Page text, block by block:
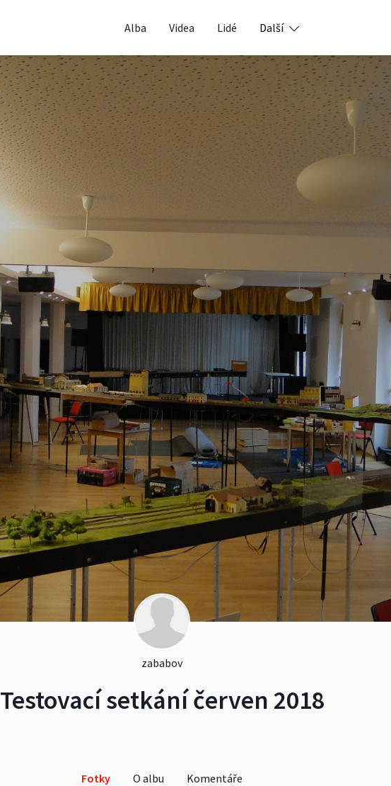
Alba Videa Lidé Další
zababov
Testovací setkání červen 2018
Fotky O albu Komentáře